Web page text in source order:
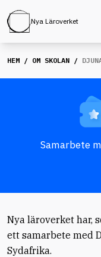
Nya Läroverket
HEM / OM SKOLAN /
Samarbete
Nya läroverket har,
ett samarbete med
Sydafrika.